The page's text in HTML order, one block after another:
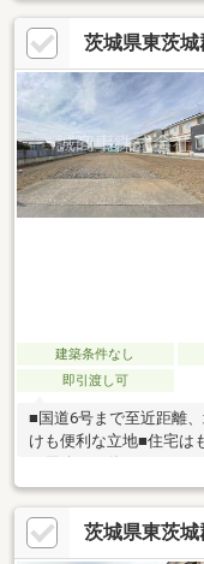
茨城県東茨
建築条件なし
即引渡し可
■国道6号まで至近距離
けも便利な立地■住宅は
茨城県東茨